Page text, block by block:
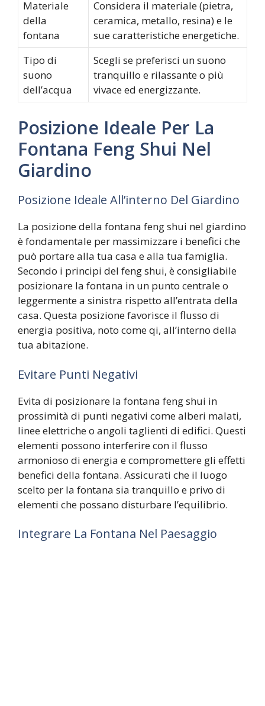
Materiale
della
fontana
Considera il materiale (pietra,
ceramica, metallo, resina) e le
sue caratteristiche energetiche.
Tipo di
suono
dell’acqua
Scegli se preferisci un suono
tranquillo e rilassante o più
vivace ed energizzante.
Posizione Ideale Per La
Fontana Feng Shui Nel
Giardino
Posizione Ideale All’interno Del Giardino
La posizione della fontana feng shui nel giardino
è fondamentale per massimizzare i benefici che
può portare alla tua casa e alla tua famiglia.
Secondo i principi del feng shui, è consigliabile
posizionare la fontana in un punto centrale o
leggermente a sinistra rispetto all’entrata della
casa. Questa posizione favorisce il flusso di
energia positiva, noto come qi, all’interno della
tua abitazione.
Evitare Punti Negativi
Evita di posizionare la fontana feng shui in
prossimità di punti negativi come alberi malati,
linee elettriche o angoli taglienti di edifici. Questi
elementi possono interferire con il flusso
armonioso di energia e compromettere gli effetti
benefici della fontana. Assicurati che il luogo
scelto per la fontana sia tranquillo e privo di
elementi che possano disturbare l’equilibrio.
Integrare La Fontana Nel Paesaggio